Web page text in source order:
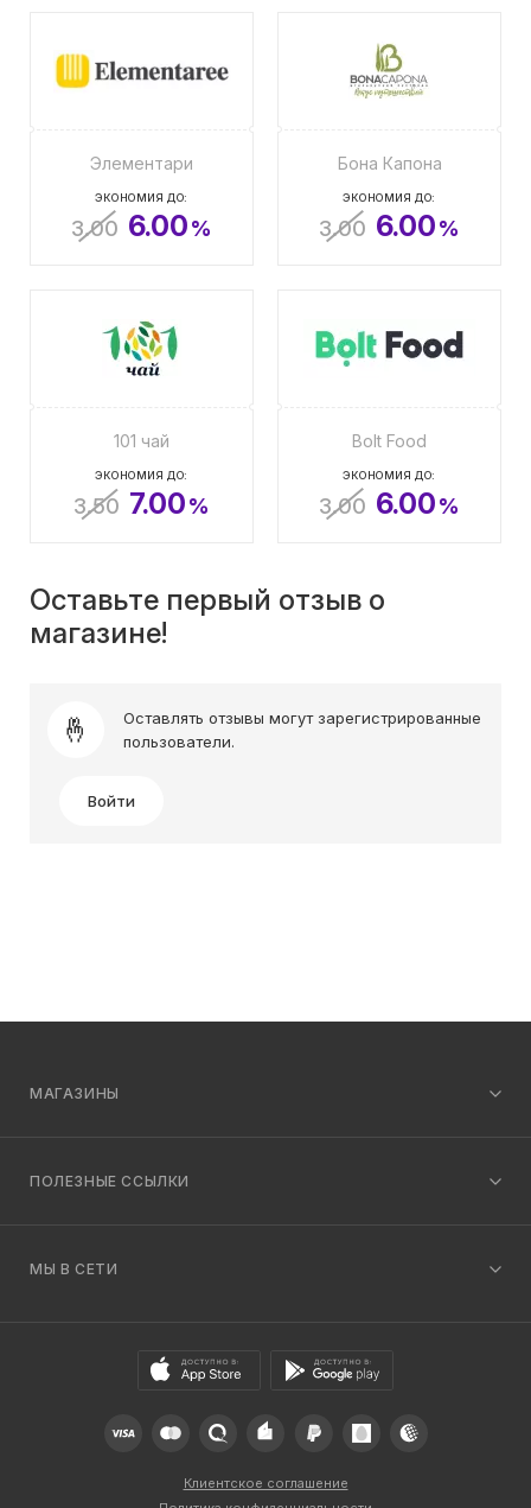
Элементари
ЭКОНОМИЯ ДО:
3.00 6.00%
Бона Капона
ЭКОНОМИЯ ДО:
3.00 6.00%
101 чай
ЭКОНОМИЯ ДО:
3.50 7.00%
Bolt Food
ЭКОНОМИЯ ДО:
3.00 6.00%
Оставьте первый отзыв о
магазине!
Оставлять отзывы могут зарегистрированные
пользователи.
Войти
МАГАЗИНЫ
ПОЛЕЗНЫЕ ССЫЛКИ
МЫ В СЕТИ
Клиентское соглашение